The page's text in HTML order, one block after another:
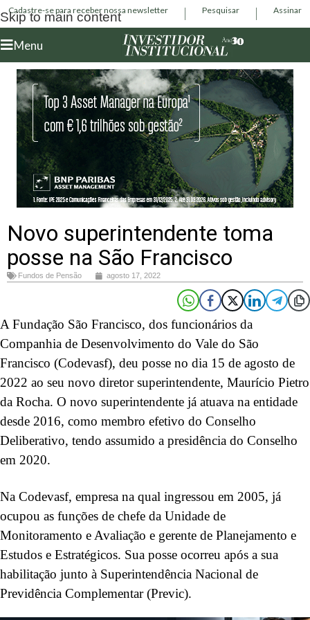
Skip to main content
Cadastre-se para receber nossa newsletter Pesquisar Assinar
Menu
Novo superintendente toma
posse na São Francisco
Fundos de Pensão agosto 17, 2022
A Fundação São Francisco, dos funcionários da
Companhia de Desenvolvimento do Vale do São
Francisco (Codevasf), deu posse no dia 15 de agosto de
2022 ao seu novo diretor superintendente, Maurício Pietro
da Rocha. O novo superintendente já atuava na entidade
desde 2016, como membro efetivo do Conselho
Deliberativo, tendo assumido a presidência do Conselho
em 2020.
Na Codevasf, empresa na qual ingressou em 2005, já
ocupou as funções de chefe da Unidade de
Monitoramento e Avaliação e gerente de Planejamento e
Estudos e Estratégicos. Sua posse ocorreu após a sua
habilitação junto à Superintendência Nacional de
Previdência Complementar (Previc).